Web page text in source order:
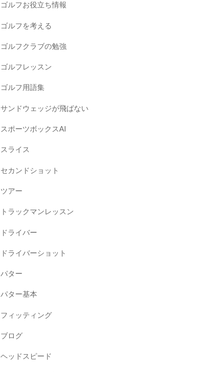
ゴルフお役立ち情報
ゴルフを考える
ゴルフクラブの勉強
ゴルフレッスン
ゴルフ用語集
サンドウェッジが飛ばない
スポーツボックスAI
スライス
セカンドショット
ツアー
トラックマンレッスン
ドライバー
ドライバーショット
パター
パター基本
フィッティング
ブログ
ヘッドスピード